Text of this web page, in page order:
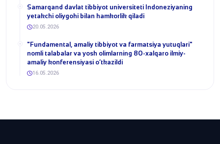
Samarqand davlat tibbiyot universiteti Indoneziyaning
yetakchi oliygohi bilan hamkorlik qiladi
20.05.2026
​"Fundamental, amaliy tibbiyot va farmatsiya yutuqlari"
nomli talabalar va yosh olimlarning 80-xalqaro ilmiy-
amaliy konferensiyasi o‘tkazildi
16.05.2026